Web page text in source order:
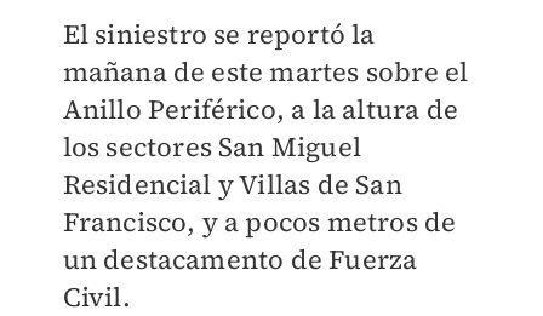
El siniestro se reportó la
mañana de este martes sobre el
Anillo Periférico, a la altura de
los sectores San Miguel
Residencial y Villas de San
Francisco, y a pocos metros de
un destacamento de Fuerza
Civil.